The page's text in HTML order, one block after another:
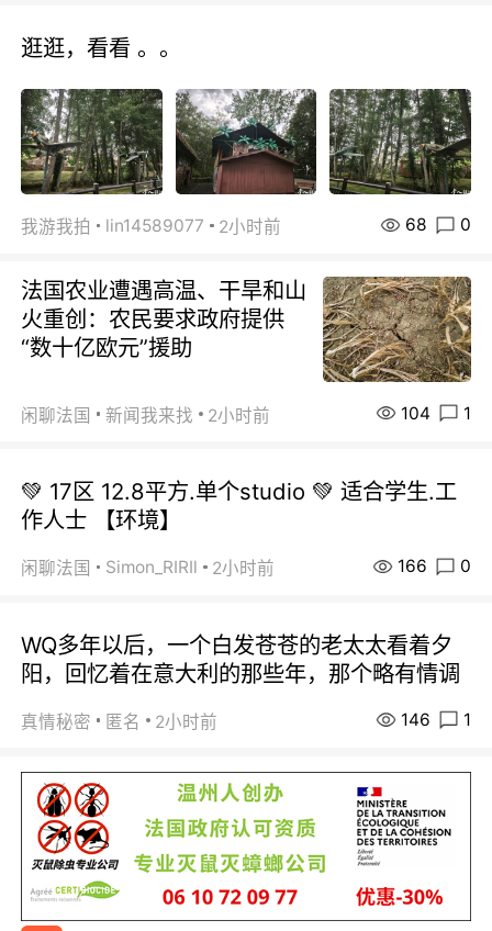
逛逛，看看 。。
我游我拍 lin14589077 2小时前 68 0
法国农业遭遇高温、干旱和山
火重创：农民要求政府提供
“数十亿欧元”援助
闲聊法国 新闻我来找 2小时前 104 1
💚 17区 12.8平方.单个studio 💚 适合学生.工
作人士 【环境】
闲聊法国 Simon_RIRIl 2小时前 166 0
WQ多年以后，一个白发苍苍的老太太看着夕
阳，回忆着在意大利的那些年，那个略有情调
真情秘密 匿名 2小时前 146 1